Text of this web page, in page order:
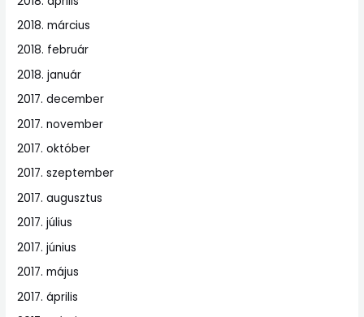
2018. március
2018. február
2018. január
2017. december
2017. november
2017. október
2017. szeptember
2017. augusztus
2017. július
2017. június
2017. május
2017. április